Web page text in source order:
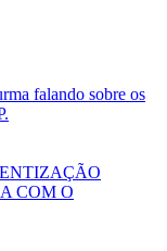
falando sobre os
COM O